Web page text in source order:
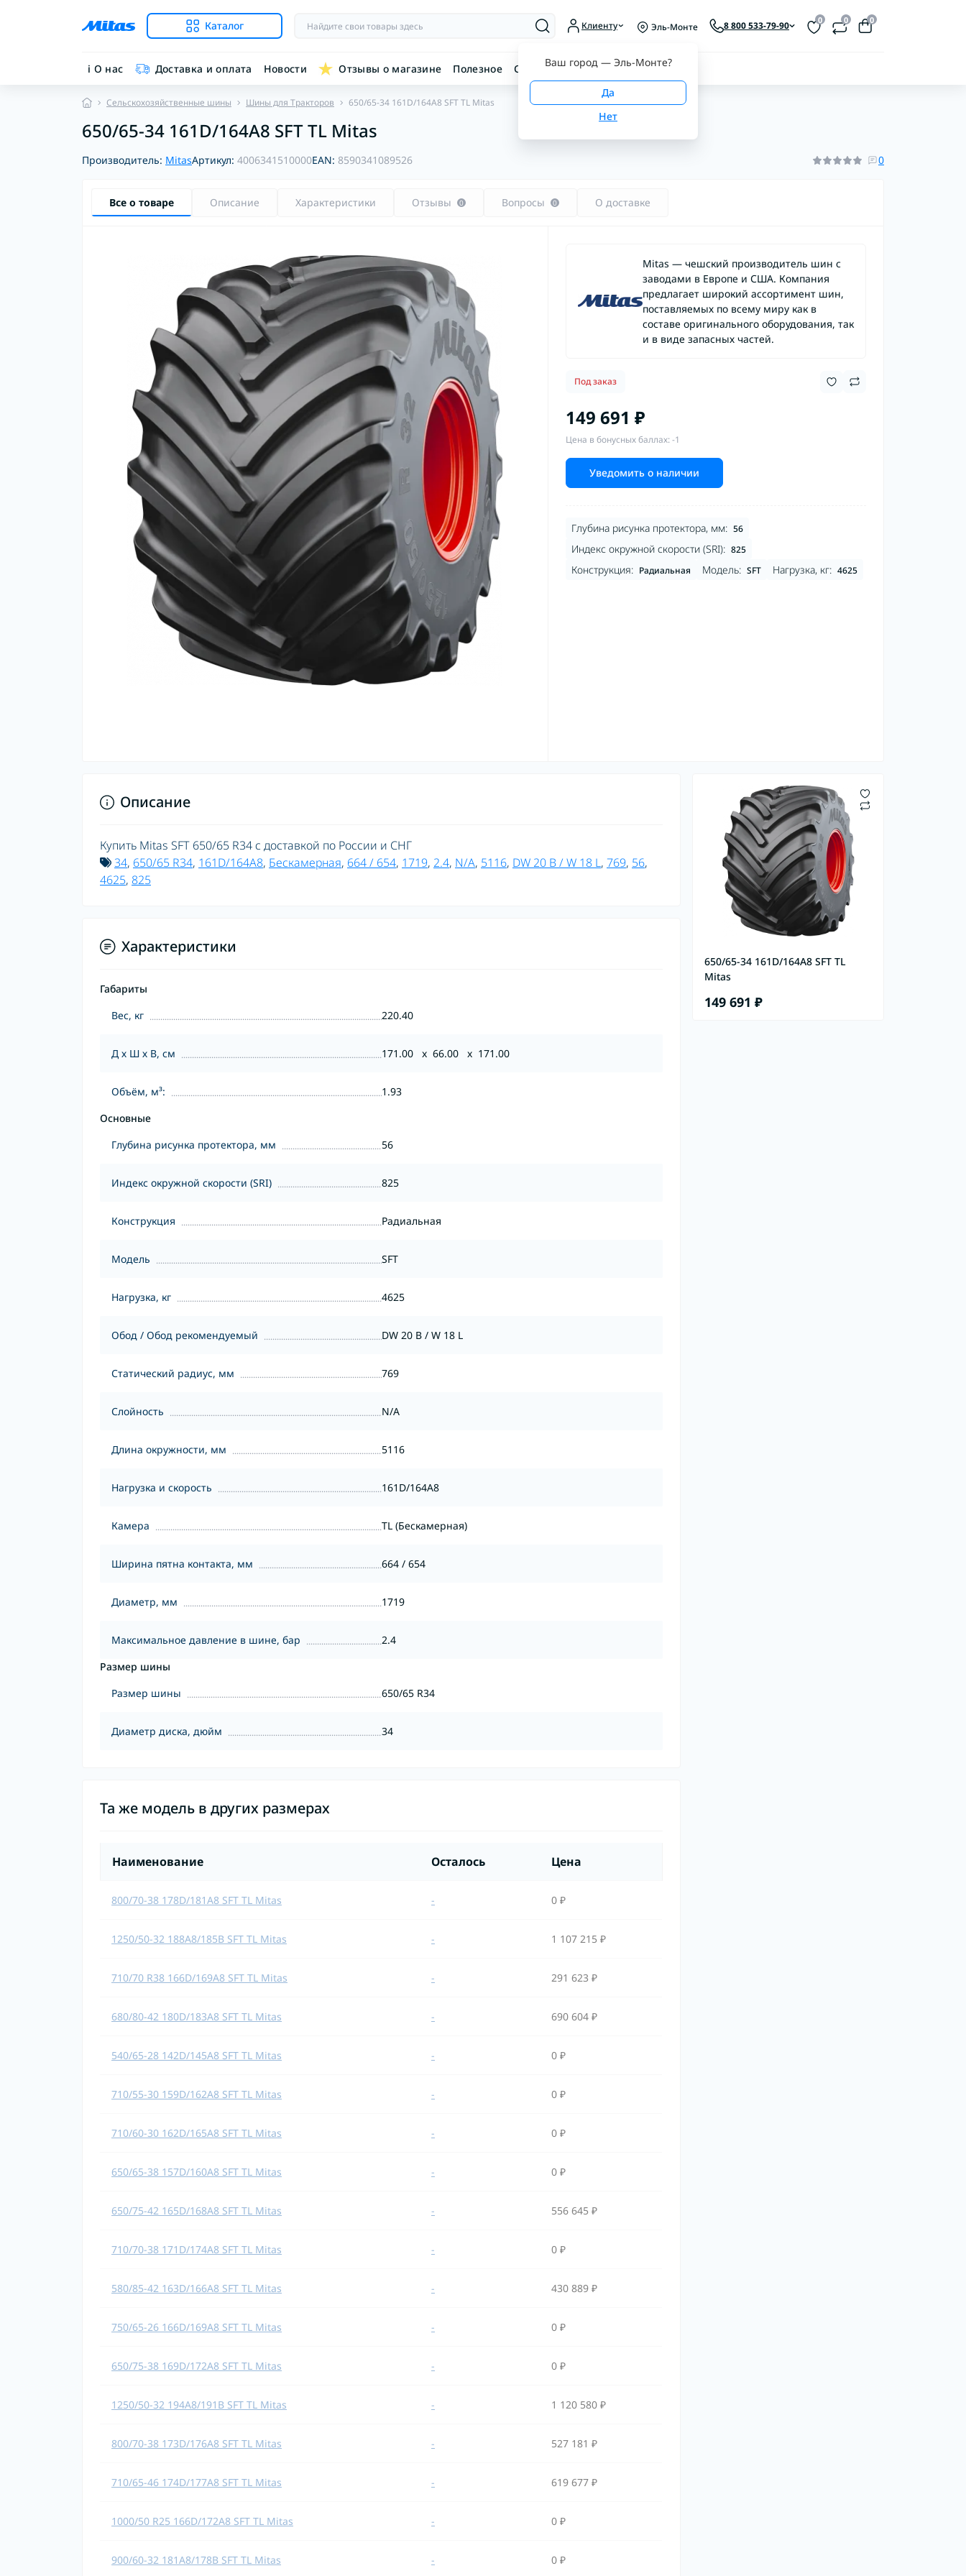
Каталог Клиенту Эль-Монте
Ваш город — Эль-Монте?
8 800 533-79-90 0 0 0
ℹ︎ О нас Доставка и оплата Новости Отзывы о магазине Полезное Связаться с нами
Сельскохозяйственные шины Шины для Тракторов 650/65-34 161D/164A8 SFT TL Mitas
650/65-34 161D/164A8 SFT TL Mitas
Производитель: MitasАртикул: 4006341510000EAN: 8590341089526 0
Все о товаре Описание Характеристики Отзывы 0 Вопросы 0 О доставке
Mitas — чешский производитель шин с
заводами в Европе и США. Компания
предлагает широкий ассортимент шин,
поставляемых по всему миру как в
составе оригинального оборудования, так
и в виде запасных частей.
Под заказ
149 691 ₽
Цена в бонусных баллах: -1
Уведомить о наличии
Глубина рисунка протектора, мм: 56
Индекс окружной скорости (SRI): 825
Конструкция: Радиальная Модель: SFT Нагрузка, кг: 4625
650/65-34 161D/164A8 SFT TL
Mitas
149 691 ₽
Описание
Купить Mitas SFT 650/65 R34 с доставкой по России и СНГ
34, 650/65 R34, 161D/164A8, Бескамерная, 664 / 654, 1719, 2.4, N/A, 5116, DW 20 B / W 18 L, 769, 56,
4625, 825
Характеристики
Габариты
Вес, кг
220.40
Д х Ш х В, см 171.00 x 66.00 x 171.00
Объём, м³:
1.93
Основные
Глубина рисунка протектора, мм
56
Индекс окружной скорости (SRI) 825
Конструкция Радиальная
Модель SFT
Нагрузка, кг 4625
Обод / Обод рекомендуемый DW 20 B / W 18 L
Статический радиус, мм 769
Слойность N/A
Длина окружности, мм 5116
Нагрузка и скорость 161D/164A8
Камера TL (Бескамерная)
Ширина пятна контакта, мм 664 / 654
Диаметр, мм 1719
Максимальное давление в шине, бар
2.4
Размер шины
Размер шины
650/65 R34
Диаметр диска, дюйм 34
Та же модель в других размерах
Наименование Осталось Цена
800/70-38 178D/181A8 SFT TL Mitas - 0 ₽
1250/50-32 188A8/185B SFT TL Mitas - 1 107 215 ₽
710/70 R38 166D/169A8 SFT TL Mitas - 291 623 ₽
680/80-42 180D/183A8 SFT TL Mitas - 690 604 ₽
540/65-28 142D/145A8 SFT TL Mitas - 0 ₽
710/55-30 159D/162A8 SFT TL Mitas - 0 ₽
710/60-30 162D/165A8 SFT TL Mitas - 0 ₽
650/65-38 157D/160A8 SFT TL Mitas - 0 ₽
650/75-42 165D/168A8 SFT TL Mitas - 556 645 ₽
710/70-38 171D/174A8 SFT TL Mitas - 0 ₽
580/85-42 163D/166A8 SFT TL Mitas - 430 889 ₽
750/65-26 166D/169A8 SFT TL Mitas - 0 ₽
650/75-38 169D/172A8 SFT TL Mitas - 0 ₽
1250/50-32 194A8/191B SFT TL Mitas - 1 120 580 ₽
800/70-38 173D/176A8 SFT TL Mitas - 527 181 ₽
710/65-46 174D/177A8 SFT TL Mitas - 619 677 ₽
1000/50 R25 166D/172A8 SFT TL Mitas - 0 ₽
900/60-32 181A8/178B SFT TL Mitas - 0 ₽